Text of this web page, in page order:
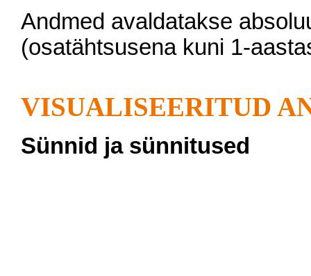
Andmed avaldatakse
(osatähtsusena kuni 1-
VISUALISEERITUD
Sünnid ja sünnitused